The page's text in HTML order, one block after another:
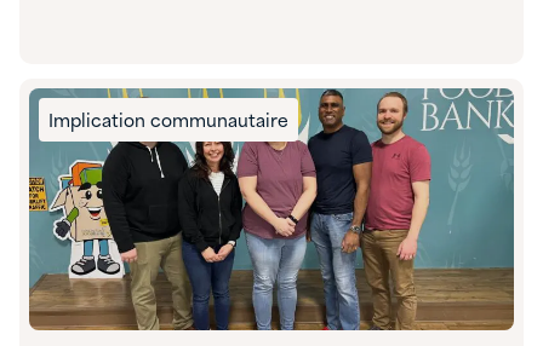
Implication communautaire